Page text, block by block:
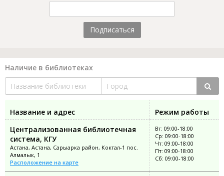
Подписаться
Наличие в библиотеках
Название и адрес
Режим работы
Централизованная библиотечная
система, КГУ
Астана, Астана, Сарыарка район, Коктал-1 пос.
Алмалык, 1
Расположение на карте
Вт: 09:00-18:00
Ср: 09:00-18:00
Чт: 09:00-18:00
Пт: 09:00-18:00
Сб: 09:00-18:00